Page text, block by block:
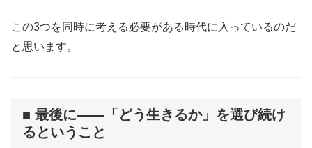
この3つを同時に考える必要がある時代に入っているのだ
と思います。
■ 最後に——「どう生きるか」を選び続け
るということ